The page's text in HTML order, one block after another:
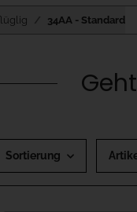
34AA - Standard
Sortierung